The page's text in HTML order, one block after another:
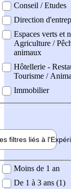
Conseil / Etudes
Direction
Espaces verts et
Agriculture /
animaux
Hôtellerie -
Tourisme /
Immobilier
filtres liés à l'
demandée
Moins de 1 an
De 1 à 3 ans (1)